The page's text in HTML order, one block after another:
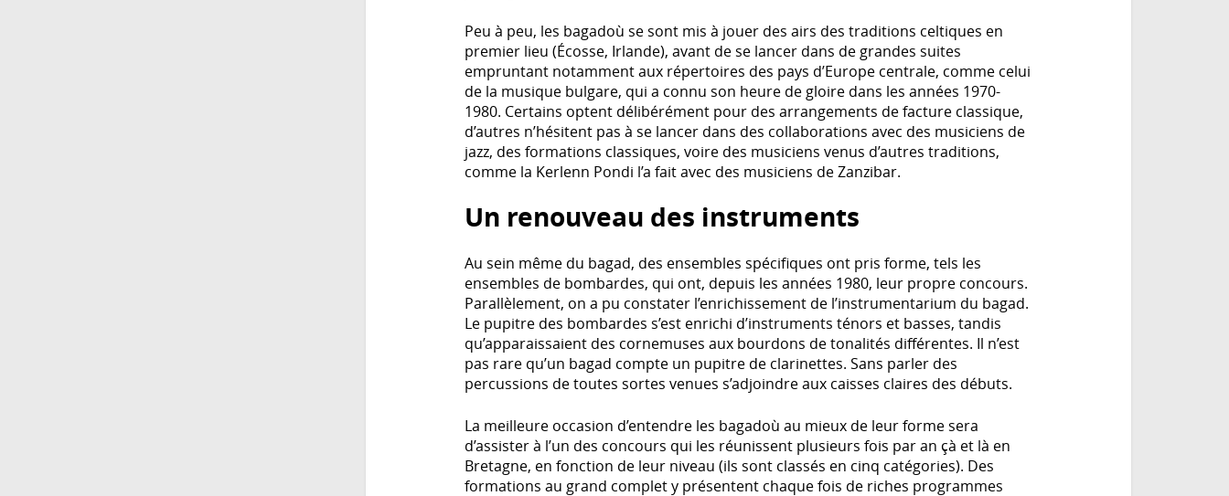
Peu à peu, les bagadoù se sont mis à jouer des airs des traditions celtiques en
premier lieu (Écosse, Irlande), avant de se lancer dans de grandes suites
empruntant notamment aux répertoires des pays d’Europe centrale, comme celui
de la musique bulgare, qui a connu son heure de gloire dans les années 1970-
1980. Certains optent délibérément pour des arrangements de facture classique,
d’autres n’hésitent pas à se lancer dans des collaborations avec des musiciens de
jazz, des formations classiques, voire des musiciens venus d’autres traditions,
comme la Kerlenn Pondi l’a fait avec des musiciens de Zanzibar.
Un renouveau des instruments
Au sein même du bagad, des ensembles spécifiques ont pris forme, tels les
ensembles de bombardes, qui ont, depuis les années 1980, leur propre concours.
Parallèlement, on a pu constater l’enrichissement de l’instrumentarium du bagad.
Le pupitre des bombardes s’est enrichi d’instruments ténors et basses, tandis
qu’apparaissaient des cornemuses aux bourdons de tonalités différentes. Il n’est
pas rare qu’un bagad compte un pupitre de clarinettes. Sans parler des
percussions de toutes sortes venues s’adjoindre aux caisses claires des débuts.
La meilleure occasion d’entendre les bagadoù au mieux de leur forme sera
d’assister à l’un des concours qui les réunissent plusieurs fois par an çà et là en
Bretagne, en fonction de leur niveau (ils sont classés en cinq catégories). Des
formations au grand complet y présentent chaque fois de riches programmes